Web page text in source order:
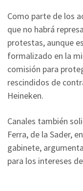
Como parte de los
que no habrá
protestas, aunque
formalizado en la
comisión para
rescindidos de
Heineken.
Canales también
Ferra, de la Sader,
gabinete,
para los intereses